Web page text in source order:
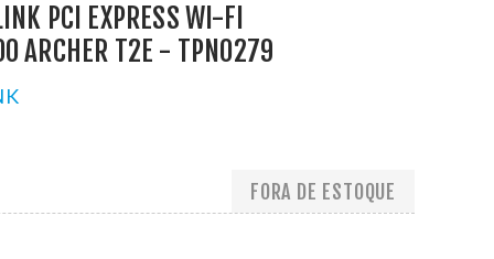
PCI EXPRESS WI-FI
ARCHER T2E - TPN0279
FORA DE ESTOQUE